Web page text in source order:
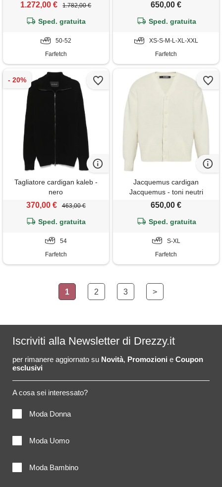
1.272,00 € 1.782,00 €
Sped. gratuita
50-52
Farfetch
650,00 €
Sped. gratuita
XS-S-M-L-XL-XXL
Farfetch
Tagliatore cardigan kaleb -
nero
370,00 € 463,00 €
Sped. gratuita
54
Farfetch
Jacquemus cardigan
Jacquemus - toni neutri
650,00 €
Sped. gratuita
S-XL
Farfetch
1 2 3 >
Iscriviti alla Newsletter di Drezzy.it
per rimanere aggiornato su Novità, Promozioni e Coupon
esclusivi
A cosa sei interessato?
Moda Donna
Moda Uomo
Moda Bambino